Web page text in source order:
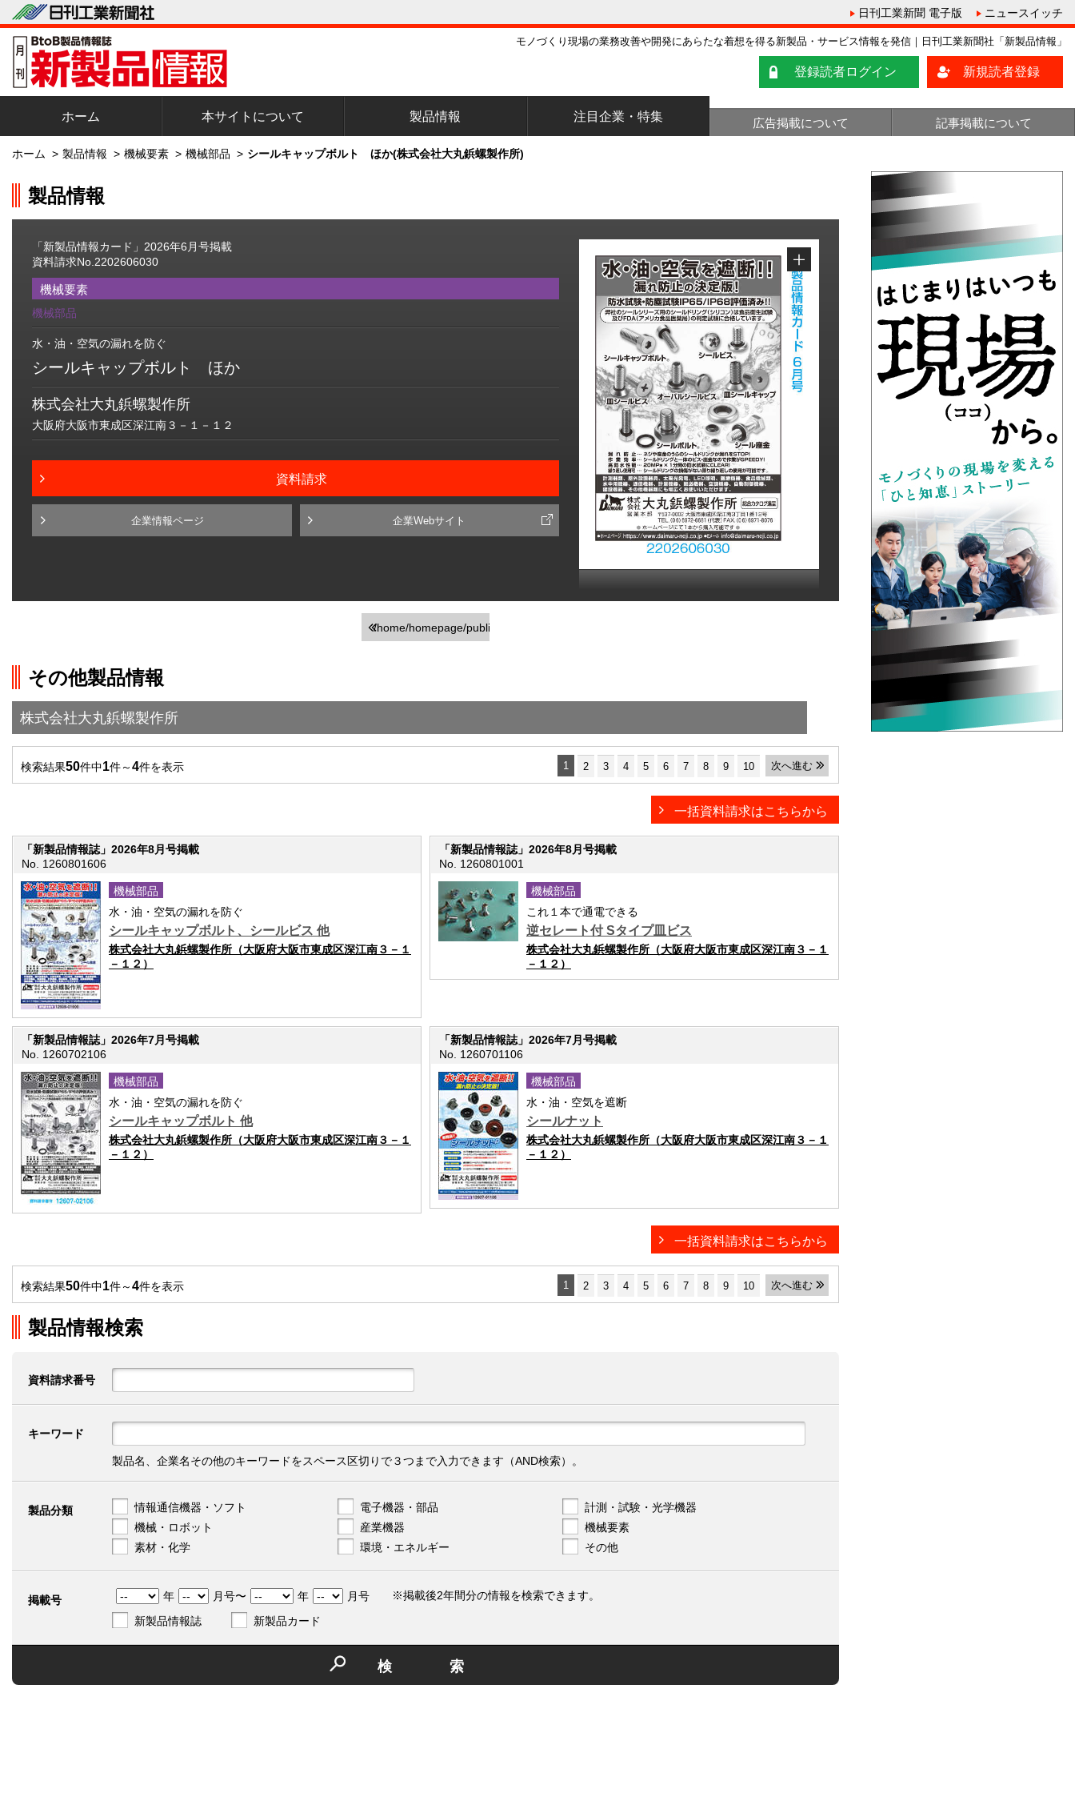
日刊工業新聞 電子版 ニュースイッチ
モノづくり現場の業務改善や開発にあらたな着想を得る新製品・サービス情報を発信｜日刊工業新聞社「新製品情報」
登録読者ログイン 新規読者登録
ホーム 本サイトについて 製品情報 注目企業・特集 広告掲載について 記事掲載について
ホーム > 製品情報 > 機械要素 > 機械部品 > シールキャップボルト ほか(株式会社大丸鋲螺製作所)
製品情報
「新製品情報カード」2026年6月号掲載
資料請求No.2202606030
機械要素
機械部品
水・油・空気の漏れを防ぐ
シールキャップボルト ほか
株式会社大丸鋲螺製作所
大阪府大阪市東成区深江南３－１－１２
資料請求
企業情報ページ 企業Webサイト
/home/homepage/public_html/usr/detail_products.php
その他製品情報
株式会社大丸鋲螺製作所
検索結果50件中1件～4件を表示 1 2 3 4 5 6 7 8 9 10 次へ進む
一括資料請求はこちらから
「新製品情報誌」2026年8月号掲載
No. 1260801606
機械部品
水・油・空気の漏れを防ぐ
シールキャップボルト、シールビス 他
株式会社大丸鋲螺製作所（大阪府大阪市東成区深江南３－１
－１２）
「新製品情報誌」2026年8月号掲載
No. 1260801001
機械部品
これ１本で通電できる
逆セレート付 Sタイプ皿ビス
株式会社大丸鋲螺製作所（大阪府大阪市東成区深江南３－１
－１２）
「新製品情報誌」2026年7月号掲載
No. 1260702106
機械部品
水・油・空気の漏れを防ぐ
シールキャップボルト 他
株式会社大丸鋲螺製作所（大阪府大阪市東成区深江南３－１
－１２）
「新製品情報誌」2026年7月号掲載
No. 1260701106
機械部品
水・油・空気を遮断
シールナット
株式会社大丸鋲螺製作所（大阪府大阪市東成区深江南３－１
－１２）
一括資料請求はこちらから
検索結果50件中1件～4件を表示 1 2 3 4 5 6 7 8 9 10 次へ進む
製品情報検索
資料請求番号
キーワード
製品名、企業名その他のキーワードをスペース区切りで３つまで入力できます（AND検索）。
製品分類 情報通信機器・ソフト 電子機器・部品
計測・試験・光学機器
機械・ロボット
産業機器
機械要素
素材・化学
環境・エネルギー その他
掲載号 年 月号〜 年
月号
新製品情報誌
新製品カード
※掲載後2年間分の情報を検索できます。
検索